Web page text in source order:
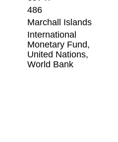
486
Marchall Islands
International
Monetary Fund,
United Nations,
World Bank